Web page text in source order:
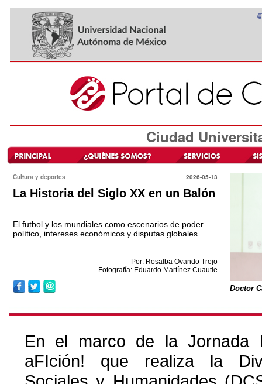
Ciudad
Cultura y deportes 2026-05-13
La Historia del Siglo XX en un Balón
El futbol y los mundiales como escenarios de poder
político, intereses económicos y disputas globales.
Por: Rosalba Ovando Trejo
Fotografía: Eduardo Martínez Cuautle
Doctor
En el marco de la Jornada
aFIción! que realiza la